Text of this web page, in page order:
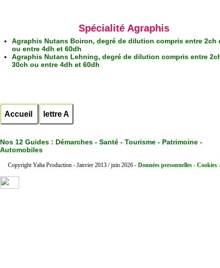
Spécialité Agraphis
Agraphis Nutans Boiron, degré de dilution compris entre 2ch
ou entre 4dh et 60dh
Agraphis Nutans Lehning, degré de dilution compris entre
30ch ou entre 4dh et 60dh
Accueil lettre A
Nos 12 Guides : Démarches - Santé - Tourisme - Patrimoine -
Automobiles
Copyright Yalta Production - Janvier 2013 / juin 2026 - Données personnelles - Cookies